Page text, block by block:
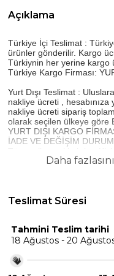
Açıklama
Türkiye İçi Teslimat :
ürünler gönderilir. Kargo
Türkiynin her yerine kargo
Türkiye Kargo Firması:
Yurt Dışı Teslimat :
nakliye ücreti , hesabınıza
nakliye ücreti sipariş
olarak seçilen ülkeye göre
YURT DIŞI KARGO
İADE VE DEĞİŞİM
Tüm gelin ayakkabıları
İade veya Değişim Yoktur.
Bu durumun çözümü
Türkiye'den veya Yurt
Resim dışında Seçilen
eklemesi yapılması
Daha
Teslimat Süresi
Tahmini Teslim tarihi
18 Ağustos - 20